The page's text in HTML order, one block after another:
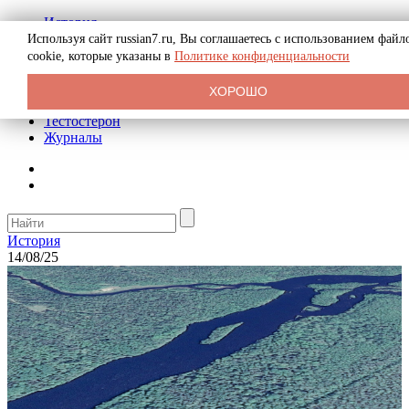
История
Биография
Криминал
Реклама на сайте
Тестостерон
Журналы
История
14/08/25
Используя сайт russian7.ru, Вы соглашаетесь с использованием
cookie, которые указаны в Политике конфиденциальности
ХОРОШО